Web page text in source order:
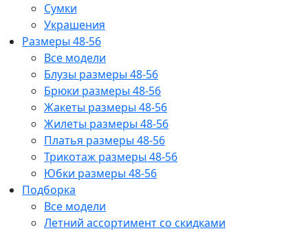
Сумки
Украшения
Размеры 48-56
Все модели
Блузы размеры 48-56
Брюки размеры 48-56
Жакеты размеры 48-56
Жилеты размеры 48-56
Платья размеры 48-56
Трикотаж размеры 48-56
Юбки размеры 48-56
Подборка
Все модели
Летний ассортимент со скидками